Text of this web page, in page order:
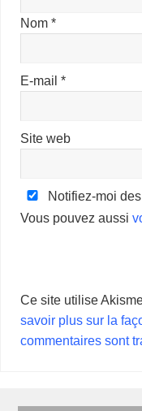
Nom*
E-mail*
Site web
Notifiez-moi
Vous pouvez aussi
Ce site utilise
savoir plus sur la
commentaires sont